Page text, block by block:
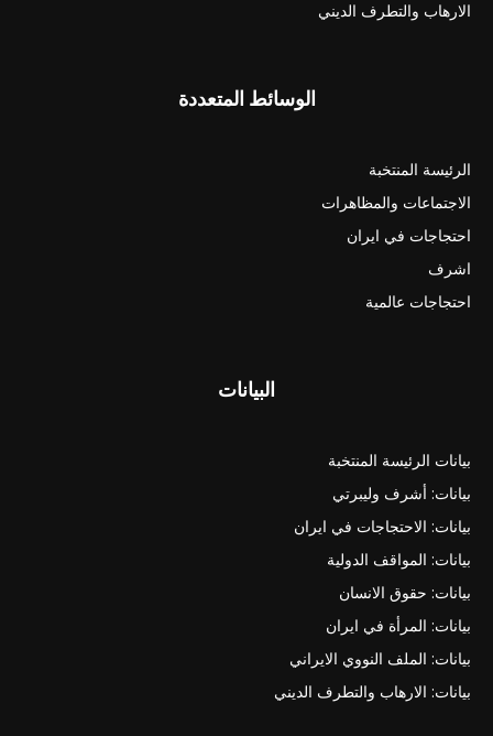
الارهاب والتطرف الديني
الوسائط المتعددة
الرئيسة المنتخبة
الاجتماعات والمظاهرات
احتجاجات في ايران
اشرف
احتجاجات عالمية
البيانات
بيانات الرئيسة المنتخبة
بيانات: أشرف وليبرتي
بيانات: الاحتجاجات في ايران
بيانات: المواقف الدولية
بيانات: حقوق الانسان
بيانات: المرأة في ايران
بيانات: الملف النووي الايراني
بيانات: الارهاب والتطرف الديني